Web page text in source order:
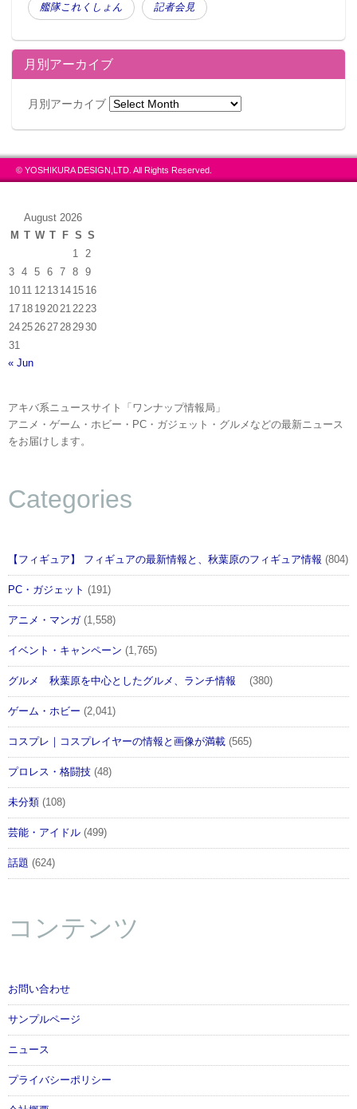
艦隊これくしょん 記者会見
月別アーカイブ
月別アーカイブ
© YOSHIKURA DESIGN,LTD. All Rights Reserved.
August 2026
M T W T F S S
1
2
3
4 5 6 7 8
9
10 11 12 13 14 15 16
17 18 1920212223
24252627282930
31
« Jun
アキバ系ニュースサイト「ワンナップ情報局」
アニメ・ゲーム・ホビー・PC・ガジェット・グルメなどの最新ニュース
をお届けします。
Categories
【フィギュア】 フィギュアの最新情報と、秋葉原のフィギュア情報 (804)
PC・ガジェット (191)
アニメ・マンガ(1,558)
イベント・キャンペーン (1,765)
グルメ 秋葉原を中心としたグルメ、ランチ情報 (380)
ゲーム・ホビー (2,041)
コスプレ｜コスプレイヤーの情報と画像が満載 (565)
プロレス・格闘技 (48)
未分類 (108)
芸能・アイドル (499)
話題 (624)
コンテンツ
お問い合わせ
サンプルページ
ニュース
プライバシーポリシー